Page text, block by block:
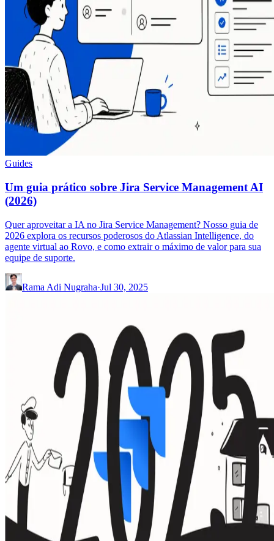
Guides
Um guia prático sobre Jira Service Management AI
(2026)
Quer aproveitar a IA no Jira Service Management? Nosso guia de
2026 explora os recursos poderosos do Atlassian Intelligence, do
agente virtual ao Rovo, e como extrair o máximo de valor para sua
equipe de suporte.
Rama Adi Nugraha·Jul 30, 2025